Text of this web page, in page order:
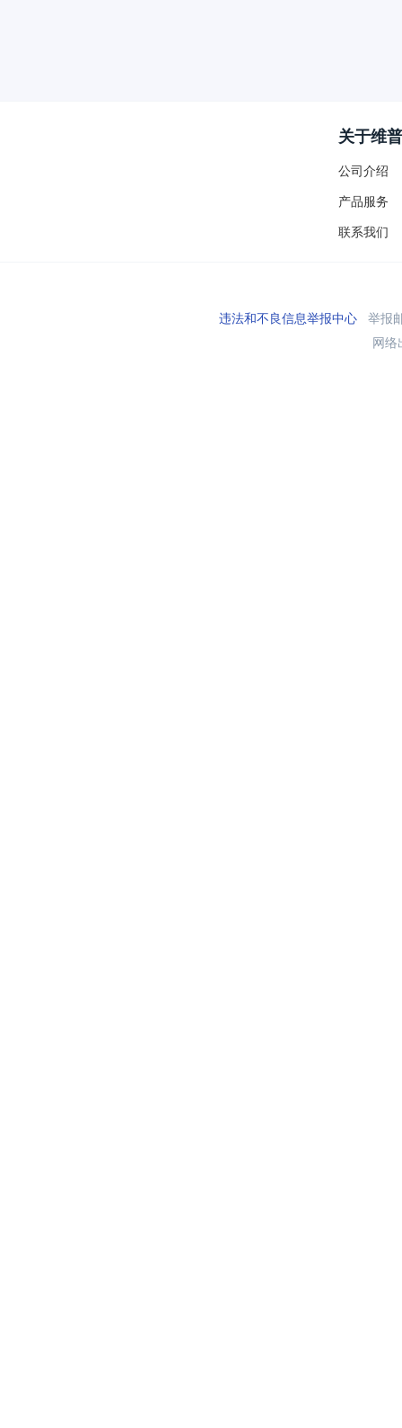
关于维普
公司介绍
产品服务
联系我们
违法和不良信息举报中心举报
网